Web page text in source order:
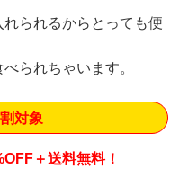
られるからとっても便
られちゃいます。
対象
＋送料無料！